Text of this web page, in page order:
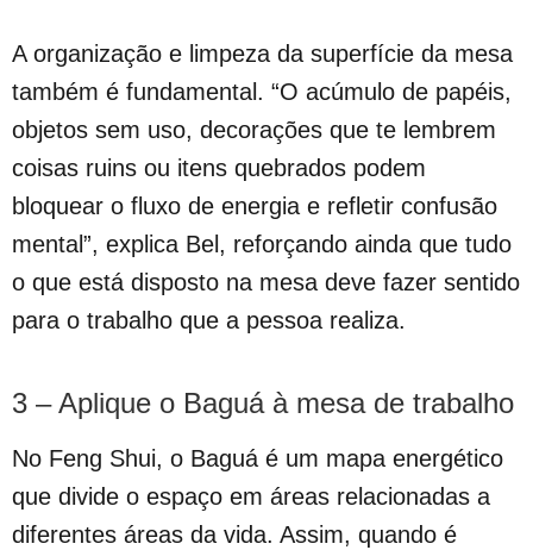
A organização e limpeza da superfície da mesa
também é fundamental. “O acúmulo de papéis,
objetos sem uso, decorações que te lembrem
coisas ruins ou itens quebrados podem
bloquear o fluxo de energia e refletir confusão
mental”, explica Bel, reforçando ainda que tudo
o que está disposto na mesa deve fazer sentido
para o trabalho que a pessoa realiza.
3 – Aplique o Baguá à mesa de trabalho
No Feng Shui, o Baguá é um mapa energético
que divide o espaço em áreas relacionadas a
diferentes áreas da vida. Assim, quando é